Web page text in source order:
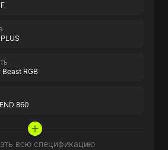
RGB
860
всю спецификацию